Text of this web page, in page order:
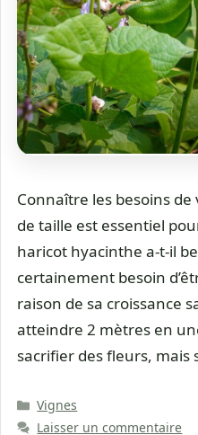
Connaître les besoins
de taille est essentiel
haricot hyacinthe a-t-il
certainement besoin
raison de sa croissance
atteindre 2 mètres en
sacrifier des fleurs, mais
Catégories
Vignes
Laisser un commentaire